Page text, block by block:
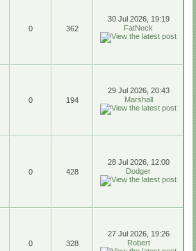
0 362
30 Jul 2026, 19:19
FatNeck
0 194
29 Jul 2026, 20:43
Marshall
0 428
28 Jul 2026, 12:00
Dodger
0 328
27 Jul 2026, 19:26
Robert